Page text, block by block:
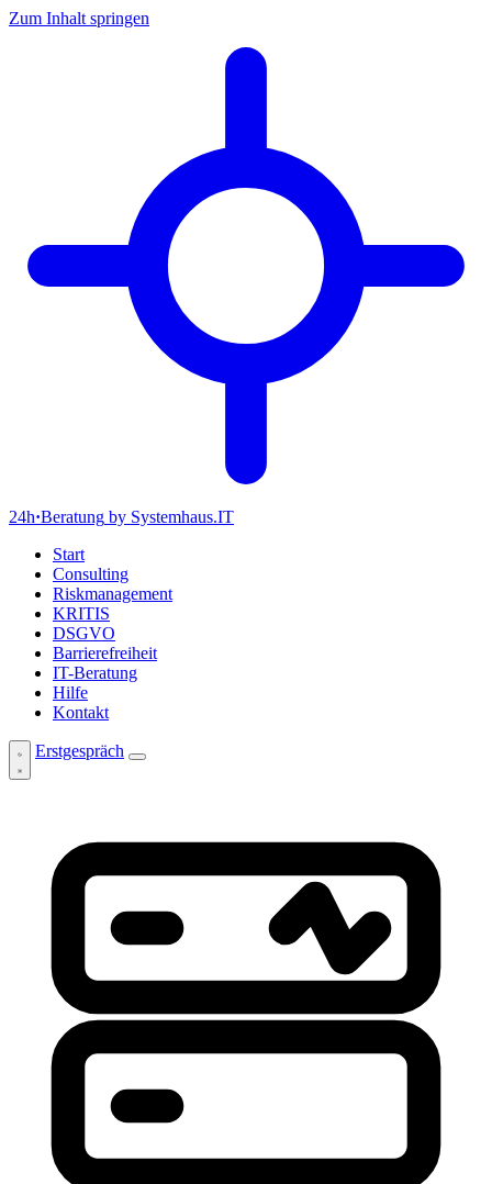
Zum Inhalt springen
24h·Beratung by Systemhaus.IT
Start
Consulting
Riskmanagement
KRITIS
DSGVO
Barrierefreiheit
IT-Beratung
Hilfe
Kontakt
Erstgespräch